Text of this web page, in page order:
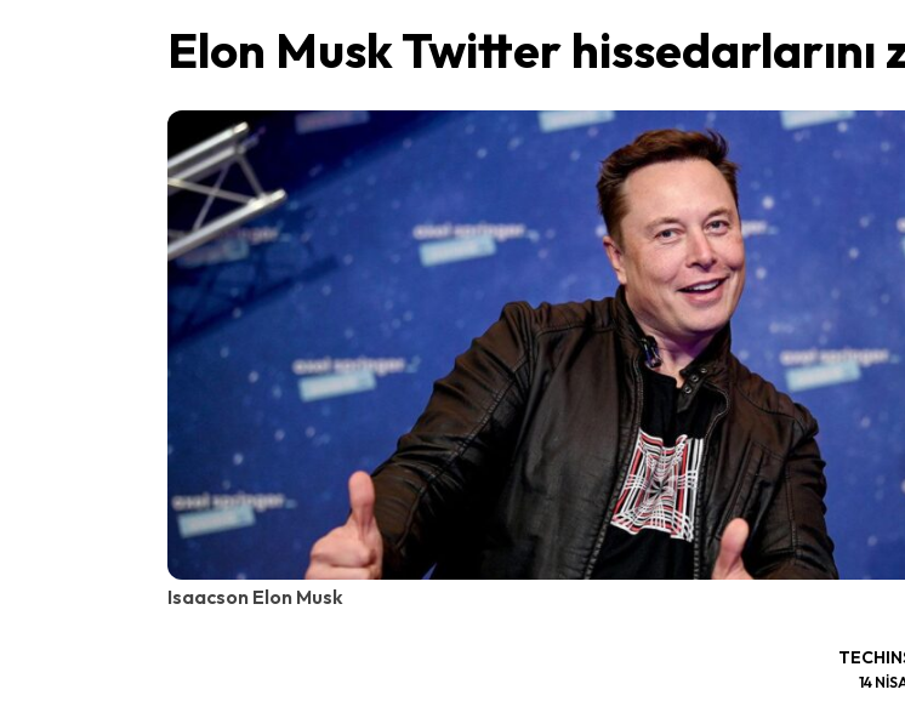
Elon Musk Twitter hissedarlarını
Isaacson Elon Musk
14